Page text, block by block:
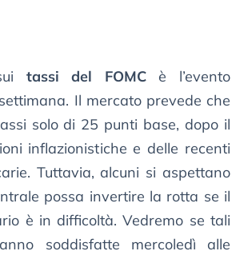
tassi del FOMCè l’evento
Il mercato prevede che
solo di 25 punti base, dopo il
inflazionistiche e delle recenti
Tuttavia, alcuni si aspettano
possa invertire la rotta se il
è in difficoltà. Vedremo se tali
soddisfatte mercoledì alle